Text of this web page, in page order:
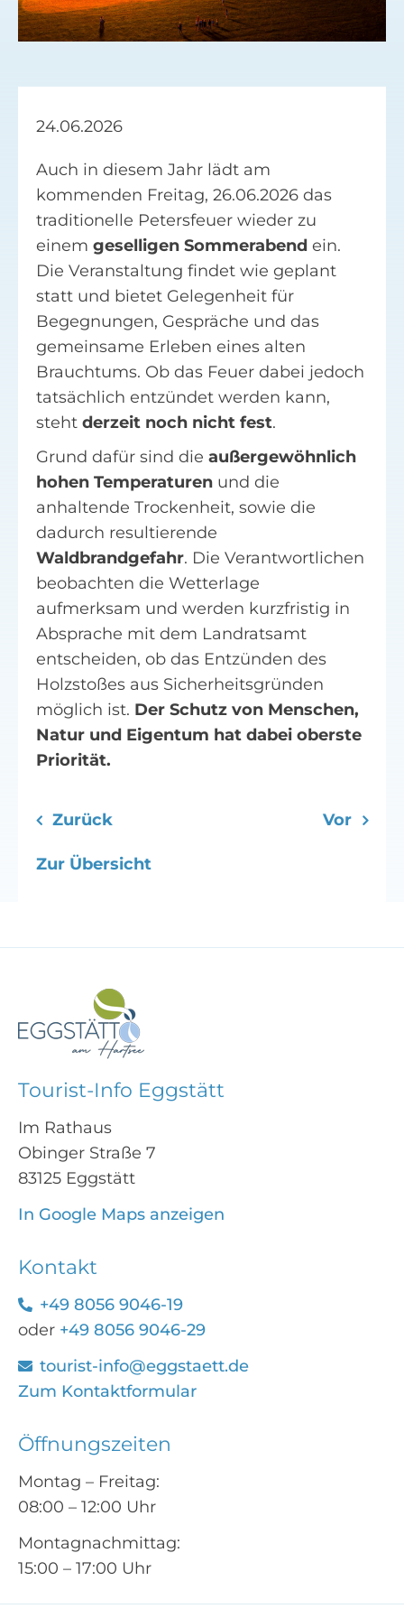
Facebook
24.06.2026
Auch in diesem Jahr lädt am
kommenden Freitag, 26.06.2026 das
traditionelle Petersfeuer wieder zu
einem geselligen Sommerabend ein.
Die Veranstaltung findet wie geplant
statt und bietet Gelegenheit für
Begegnungen, Gespräche und das
gemeinsame Erleben eines alten
Brauchtums. Ob das Feuer dabei jedoch
tatsächlich entzündet werden kann,
steht derzeit noch nicht fest.
Grund dafür sind die außergewöhnlich
hohen Temperaturenund die
anhaltende Trockenheit, sowie die
dadurch resultierende
Waldbrandgefahr. Die Verantwortlichen
beobachten die Wetterlage
aufmerksam und werden kurzfristig in
Absprache mit dem Landratsamt
entscheiden, ob das Entzünden des
Holzstoßes aus Sicherheitsgründen
möglich ist. Der Schutz von Menschen,
Natur und Eigentum hat dabei oberste
Priorität.
Zurück Vor
Zur Übersicht
Tourist-Info Eggstätt
Im Rathaus
Obinger Straße 7
83125 Eggstätt
In Google Maps anzeigen
Kontakt
+49 8056 9046-19
oder +49 8056 9046-29
tourist-info@eggstaett.de
Zum Kontaktformular
Öffnungszeiten
Montag – Freitag:
08:00 – 12:00 Uhr
Montagnachmittag:
15:00 – 17:00 Uhr